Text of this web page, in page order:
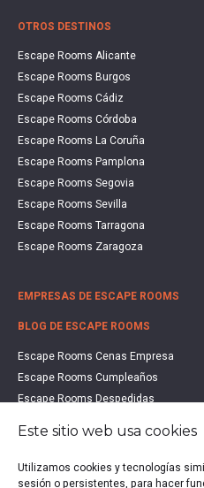
OTROS DESTINOS
Escape Rooms Alicante
Escape Rooms Burgos
Escape Rooms Cádiz
Escape Rooms Córdoba
Escape Rooms La Coruña
Escape Rooms Pamplona
Escape Rooms Segovia
Escape Rooms Sevilla
Escape Rooms Tarragona
Escape Rooms Zaragoza
EMPRESAS DE ESCAPE ROOMS
BLOG DE ESCAPE ROOMS
Escape Rooms Cenas Empresa
Escape Rooms Cumpleaños
Escape Rooms Despedidas
Escape Rooms Familias
Escape Rooms Halloween
Escape Rooms San Valentín
Este sitio web usa cookies
Utilizamos cookies y tecnologías
sesión o persistentes, para hacer